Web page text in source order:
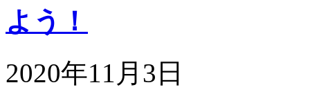
よう！
2020年11月3日